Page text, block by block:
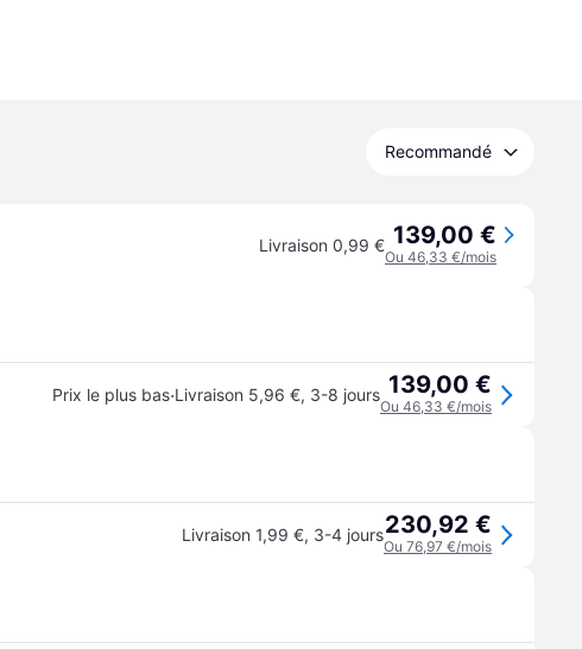
Recommandé
Livraison 0,99 € 139,00 €
Ou 46,33 €/mois
Prix le plus bas·Livraison 5,96 €, 3-8 jours 139,00 €
Ou 46,33 €/mois
Livraison 1,99 €, 3-4 jours230,92 €
Ou 76,97 €/mois